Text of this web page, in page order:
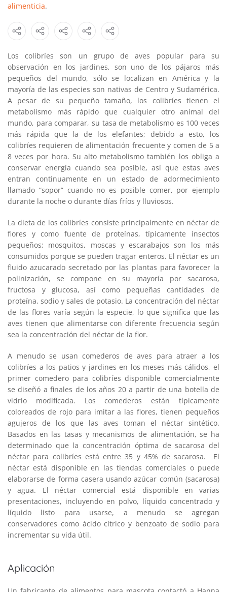
alimenticia.
Los colibríes son un grupo de aves popular para su
observación en los jardines, son uno de los pájaros más
pequeños del mundo, sólo se localizan en América y la
mayoría de las especies son nativas de Centro y Sudamérica.
A pesar de su pequeño tamaño, los colibríes tienen el
metabolismo más rápido que cualquier otro animal del
mundo, para comparar, su tasa de metabolismo es 100 veces
más rápida que la de los elefantes; debido a esto, los
colibríes requieren de alimentación frecuente y comen de 5 a
8 veces por hora. Su alto metabolismo también los obliga a
conservar energía cuando sea posible, así que estas aves
entran continuamente en un estado de adormecimiento
llamado “sopor” cuando no es posible comer, por ejemplo
durante la noche o durante días fríos y lluviosos.
La dieta de los colibríes consiste principalmente en néctar de
flores y como fuente de proteínas, típicamente insectos
pequeños; mosquitos, moscas y escarabajos son los más
consumidos porque se pueden tragar enteros. El néctar es un
fluido azucarado secretado por las plantas para favorecer la
polinización, se compone en su mayoría por sacarosa,
fructosa y glucosa, así como pequeñas cantidades de
proteína, sodio y sales de potasio. La concentración del néctar
de las flores varía según la especie, lo que significa que las
aves tienen que alimentarse con diferente frecuencia según
sea la concentración del néctar de la flor.
A menudo se usan comederos de aves para atraer a los
colibríes a los patios y jardines en los meses más cálidos, el
primer comedero para colibríes disponible comercialmente
se diseñó a finales de los años 20 a partir de una botella de
vidrio modificada. Los comederos están típicamente
coloreados de rojo para imitar a las flores, tienen pequeños
agujeros de los que las aves toman el néctar sintético.
Basados en las tasas y mecanismos de alimentación, se ha
determinado que la concentración óptima de sacarosa del
néctar para colibríes está entre 35 y 45% de sacarosa. El
néctar está disponible en las tiendas comerciales o puede
elaborarse de forma casera usando azúcar común (sacarosa)
y agua. El néctar comercial está disponible en varias
presentaciones, incluyendo en polvo, líquido concentrado y
líquido listo para usarse, a menudo se agregan
conservadores como ácido cítrico y benzoato de sodio para
incrementar su vida útil.
Aplicación